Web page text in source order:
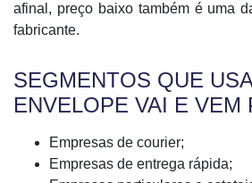
afinal, preço baixo também é uma
fabricante.
SEGMENTOS QUE
ENVELOPE VAI E VEM
Empresas de courier;
Empresas de entrega rápida;